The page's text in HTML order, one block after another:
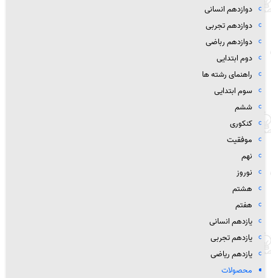
دوازدهم انسانی
دوازدهم تجربی
دوازدهم رباضی
دوم ابتدایی
راهنمای رشته ها
سوم ابتدایی
ششم
کنکوری
موفقیت
نهم
نوروز
هشتم
هفتم
یازدهم انسانی
یازدهم تجربی
یازدهم ریاضی
محصولات